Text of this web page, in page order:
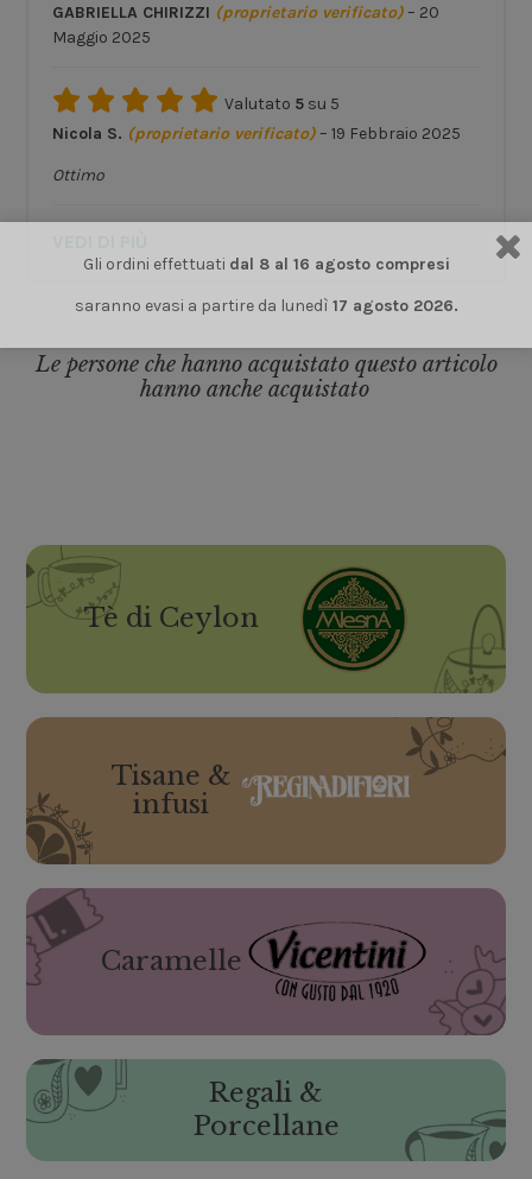
GABRIELLA CHIRIZZI (proprietario verificato) – 20
Maggio 2025
Valutato 5 su 5
Nicola S. (proprietario verificato) – 19 Febbraio 2025
Ottimo
Le persone che hanno acquistato questo articolo
hanno anche acquistato
Tè di Ceylon
Tisane &
infusi
Caramelle
Regali &
Porcellane
Gli ordini effettuati dal 8 al 16 agosto compresi
saranno evasi a partire da lunedì 17 agosto 2026.